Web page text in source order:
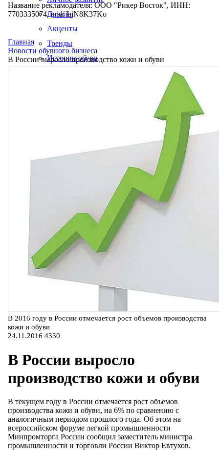
Дизайн
Акценты
Тренды
Истории обуви
Название рекламодателя: ООО "Рикер Восток", ИНН:
7703335074, erid: LjN8K37Ko
Главная
Новости обувного бизнеса
В России выросло производство кожи и обуви
В 2016 году в России отмечается рост объемов производства
кожи и обуви
24.11.2016 4330
В России выросло
производство кожи и обуви
В текущем году в России отмечается рост объемов
производства кожи и обуви, на 6% по сравнению с
аналогичным периодом прошлого года. Об этом на
всероссийском форуме легкой промышленности
Минпромторга России сообщил заместитель министра
промышленности и торговли России Виктор Евтухов.